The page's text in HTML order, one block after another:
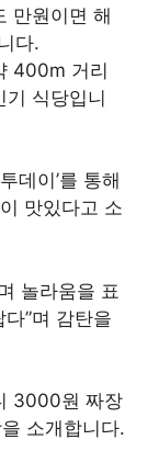
만원이면 해
다.
400m 거리
기 식당입니
데이’를 통해
맛있다고 소
놀라움을 표
”며 감탄을
3000원 짜장
소개합니다.